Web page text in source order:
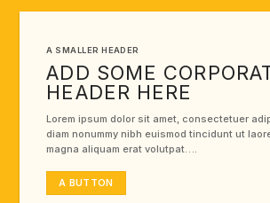
A SMALLER HEADER
ADD SOME
HEADER HERE
Lorem ipsum dolor sit amet, consectetuer
diam nonummy nibh euismod tincidunt ut
magna aliquam erat volutpat….
A BUTTON